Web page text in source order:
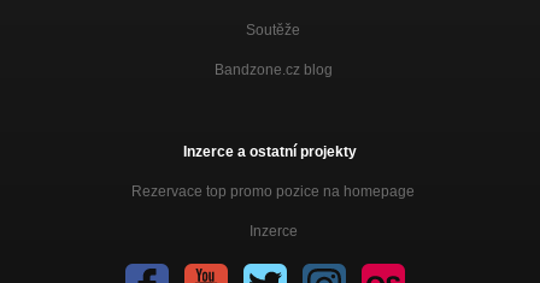
Soutěže
Bandzone.cz blog
Inzerce a ostatní projekty
Rezervace top promo pozice na homepage
Inzerce